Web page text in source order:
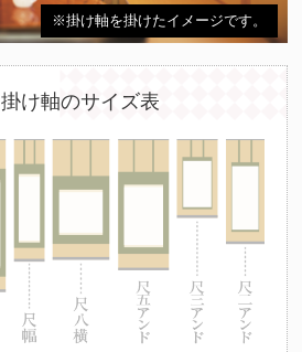
※掛け軸を掛けたイメージです。
掛け軸のサイズ表